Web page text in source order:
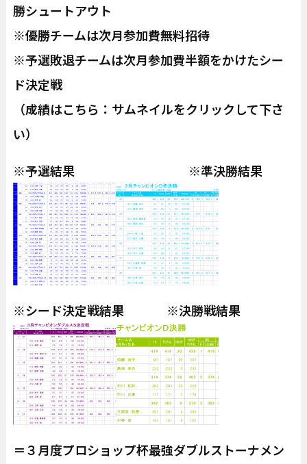
勝シュートアウト
※優勝チームは次月参加費無料招待
※予選敗退チームは次月参加費半額をかけたシー
ド決定戦
（成績はこちら：サムネイルをクリックして下さ
い）
※予選結果 ※準決勝結果
※シード決定戦結果 ※決勝戦結果
＝３月度プロショップ杯最強ダブルストーナメン